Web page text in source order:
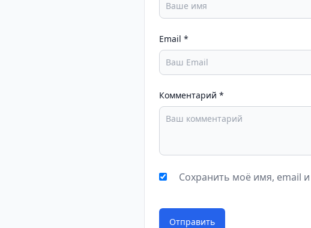
Email *
Комментарий *
Сохранить моё имя, email
Отправить